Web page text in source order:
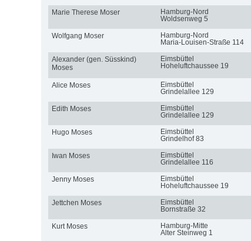
Marie Therese Moser
Hamburg-Nord
Woldsenweg 5
Wolfgang Moser
Hamburg-Nord
Maria-Louisen-Straße 114
Alexander (gen. Süsskind)
Moses
Eimsbüttel
Hoheluftchaussee 19
Alice Moses
Eimsbüttel
Grindelallee 129
Edith Moses
Eimsbüttel
Grindelallee 129
Hugo Moses
Eimsbüttel
Grindelhof 83
Iwan Moses
Eimsbüttel
Grindelallee 116
Jenny Moses
Eimsbüttel
Hoheluftchaussee 19
Jettchen Moses
Eimsbüttel
Bornstraße 32
Kurt Moses
Hamburg-Mitte
Alter Steinweg 1